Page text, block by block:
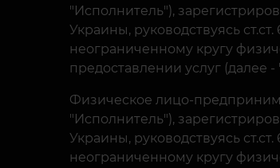
"Исполнитель"),
Украины, руководствуясь
неограниченному кругу
предоставлении услуг (далее
Физическое лицо-
"Исполнитель"),
Украины, руководствуясь
неограниченному кругу